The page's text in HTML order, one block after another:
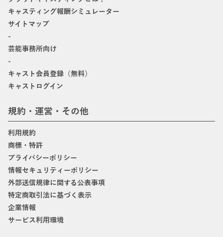
キャスティング報酬シミュレーター
サイトマップ
-
芸能事務所向け
-
キャスト会員登録（無料）
キャストログイン
規約・運営・その他
利用規約
商標・特許
プライバシーポリシー
情報セキュリティーポリシー
外部送信規律に関する公表事項
特定商取引法に基づく表示
企業情報
サービス利用環境